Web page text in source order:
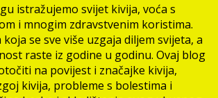
istražujemo svijet kivija, voća s
i mnogim zdravstvenim koristima.
se sve više uzgaja diljem svijeta, a
raste iz godine u godinu. Ovaj blog
na povijest i značajke kivija,
kivija, probleme s bolestima i